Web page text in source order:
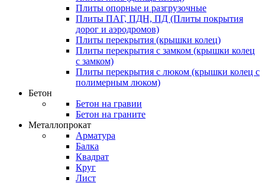
Плиты опорные и разгрузочные
Плиты ПАГ, ПДН, ПД (Плиты покрытия
дорог и аэродромов)
Плиты перекрытия (крышки колец)
Плиты перекрытия с замком (крышки колец
с замком)
Плиты перекрытия с люком (крышки колец с
полимерным люком)
Бетон
Бетон на гравии
Бетон на граните
Металлопрокат
Арматура
Балка
Квадрат
Круг
Лист